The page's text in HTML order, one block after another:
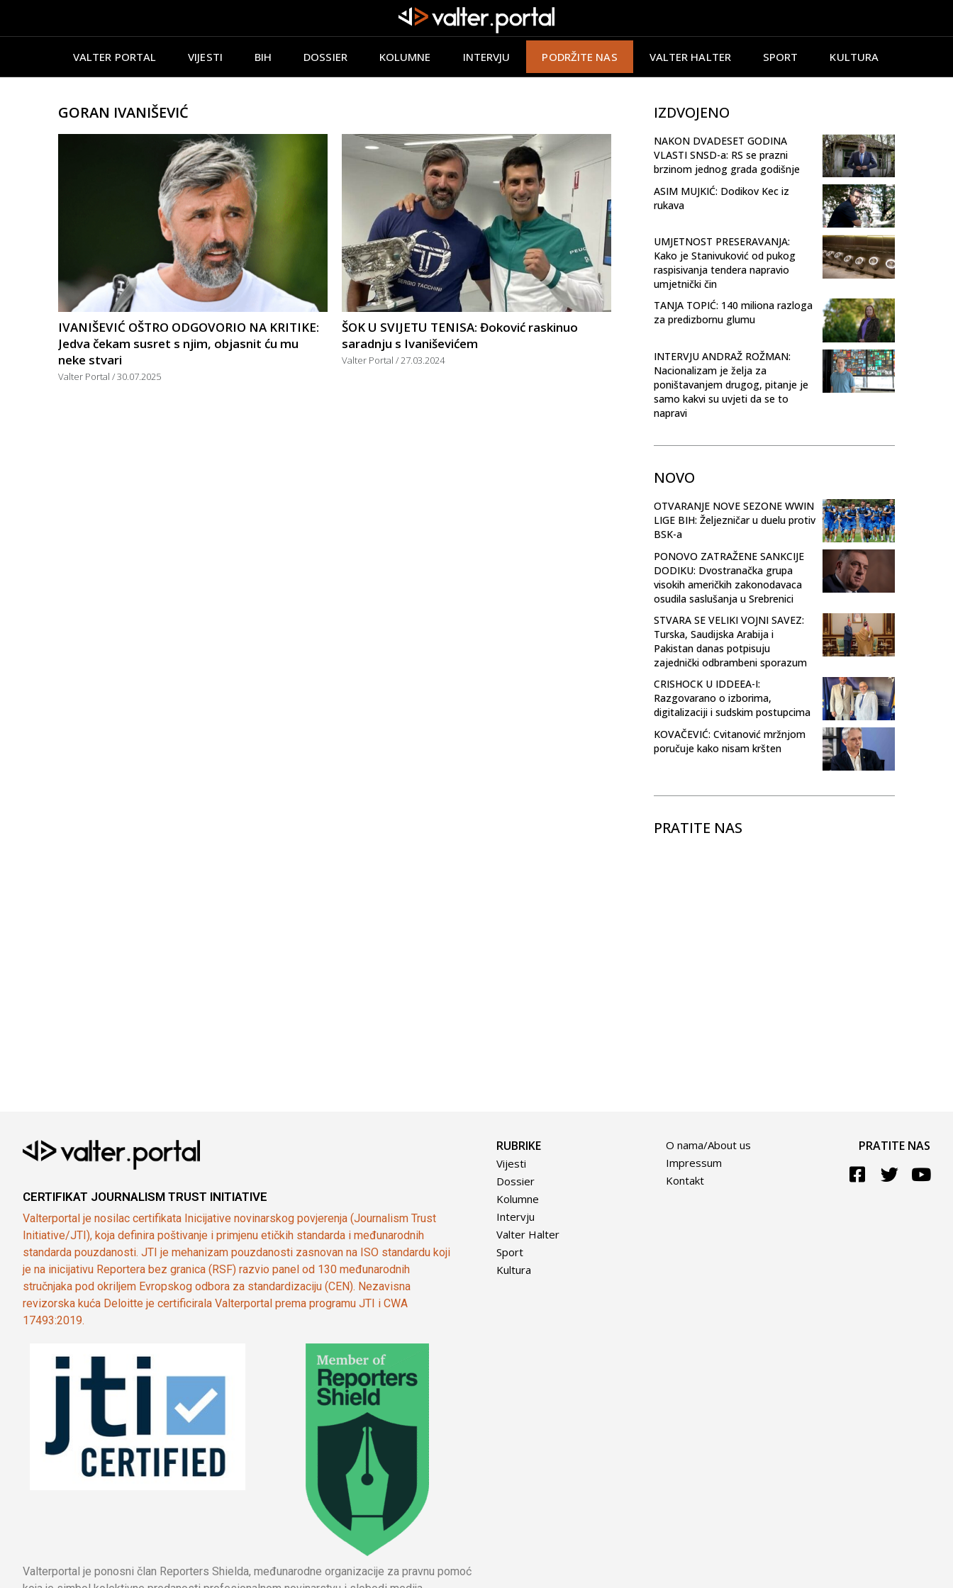
VALTER PORTAL VIJESTI BIH DOSSIER KOLUMNE INTERVJU PODRŽITE NAS VALTER HALTER SPORT KULTURA
GORAN IVANIŠEVIĆ
IVANIŠEVIĆ OŠTRO ODGOVORIO NA KRITIKE:
Jedva čekam susret s njim, objasnit ću mu
neke stvari
Valter Portal 30.07.2025
ŠOK U SVIJETU TENISA: Đoković raskinuo
saradnju s Ivaniševićem
Valter Portal 27.03.2024
IZDVOJENO
NAKON DVADESET GODINA
VLASTI SNSD-a: RS se prazni
brzinom jednog grada godišnje
ASIM MUJKIĆ: Dodikov Kec iz
rukava
UMJETNOST PRESERAVANJA:
Kako je Stanivuković od pukog
raspisivanja tendera napravio
umjetnički čin
TANJA TOPIĆ: 140 miliona razloga
za predizbornu glumu
INTERVJU ANDRAŽ ROŽMAN:
Nacionalizam je želja za
poništavanjem drugog, pitanje je
samo kakvi su uvjeti da se to
napravi
NOVO
OTVARANJE NOVE SEZONE WWIN
LIGE BIH: Željezničar u duelu protiv
BSK-a
PONOVO ZATRAŽENE SANKCIJE
DODIKU: Dvostranačka grupa
visokih američkih zakonodavaca
osudila saslušanja u Srebrenici
STVARA SE VELIKI VOJNI SAVEZ:
Turska, Saudijska Arabija i
Pakistan danas potpisuju
zajednički odbrambeni sporazum
CRISHOCK U IDDEEA-I:
Razgovarano o izborima,
digitalizaciji i sudskim postupcima
KOVAČEVIĆ: Cvitanović mržnjom
poručuje kako nisam kršten
PRATITE NAS
CERTIFIKAT JOURNALISM TRUST INITIATIVE
Valterportal je nosilac certifikata Inicijative novinarskog povjerenja (Journalism Trust
Initiative/JTI), koja definira poštivanje i primjenu etičkih standarda i međunarodnih
standarda pouzdanosti. JTI je mehanizam pouzdanosti zasnovan na ISO standardu koji
je na inicijativu Reportera bez granica (RSF) razvio panel od 130 međunarodnih
stručnjaka pod okriljem Evropskog odbora za standardizaciju (CEN). Nezavisna
revizorska kuća Deloitte je certificirala Valterportal prema programu JTI i CWA
17493:2019.
Valterportal je ponosni član Reporters Shielda, međunarodne organizacije za pravnu pomoć
RUBRIKE
Vijesti
Dossier
Kolumne
Intervju
Valter Halter
Sport
Kultura
O nama/About us
Impressum
Kontakt
PRATITE NAS